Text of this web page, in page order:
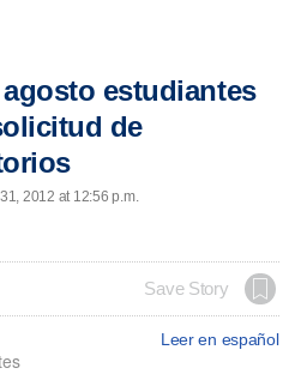
estudiantes
de
2012 at 12:56 p.m.
Save Story
Leer en español